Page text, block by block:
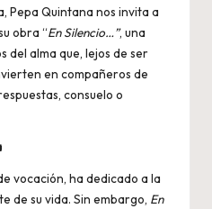
Pepa Quintana nos invita a
obra “En Silencio…”, una
del alma que, lejos de ser
en compañeros de
consuelo o
vocación, ha dedicado a la
de su vida. Sin embargo, En